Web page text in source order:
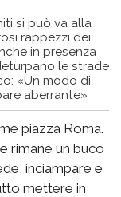
si può va alla
rappezzi dei
in presenza
le strade
«Un modo di
aberrante»
piazza Roma.
rimane un buco
inciampare e
mettere in